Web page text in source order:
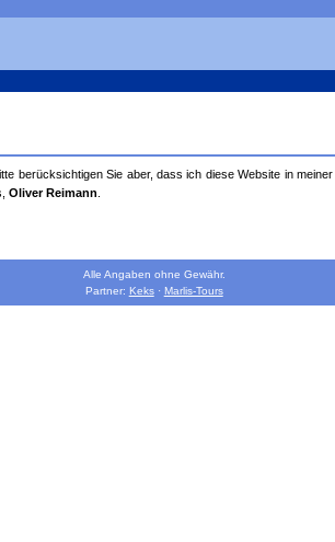
berücksichtigen Sie aber, dass ich diese Website in
Oliver Reimann
Alle Angaben ohne Gewähr.
Partner: Keks· Marlis-Tours